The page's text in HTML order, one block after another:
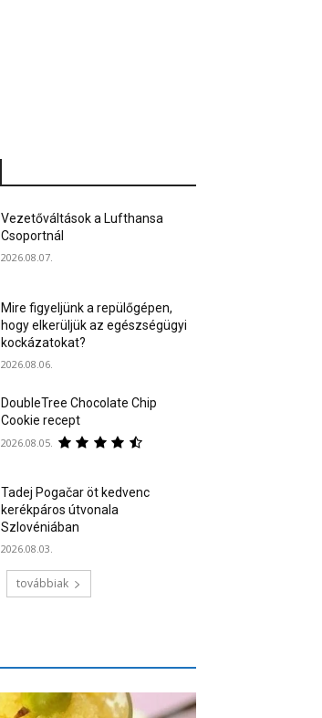
Vezetőváltások a Lufthansa
Csoportnál
2026.08.07.
Mire figyeljünk a repülőgépen,
hogy elkerüljük az egészségügyi
kockázatokat?
2026.08.06.
DoubleTree Chocolate Chip
Cookie recept
2026.08.05.
Tadej Pogačar öt kedvenc
kerékpáros útvonala
Szlovéniában
2026.08.03.
továbbiak